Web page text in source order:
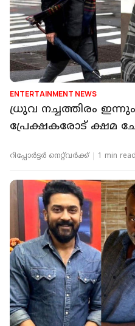
ENTERTAINMENT NEWS
ധ്രുവ നച്ചത്തിരം ഇന്നും
പ്രേക്ഷകരോട് ക്ഷമ
റിപ്പോർട്ടർ നെറ്റ്‌വര്‍ക്ക്‌ 1 min read